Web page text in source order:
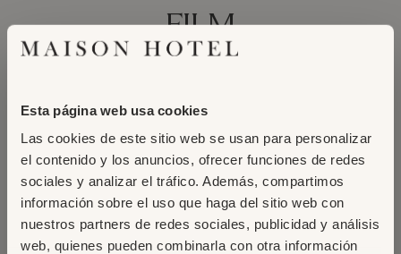
Esta página web usa cookies
Las cookies de este sitio web se usan para personalizar
el contenido y los anuncios, ofrecer funciones de redes
sociales y analizar el tráfico. Además, compartimos
información sobre el uso que haga del sitio web con
nuestros partners de redes sociales, publicidad y análisis
web, quienes pueden combinarla con otra información
FILM